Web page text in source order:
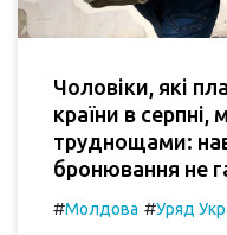
Чоловіки, які
країни в
труднощами:
бронювання не
#Молдова #Уряд